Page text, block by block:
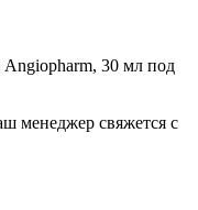
30 мл под
менеджер свяжется с